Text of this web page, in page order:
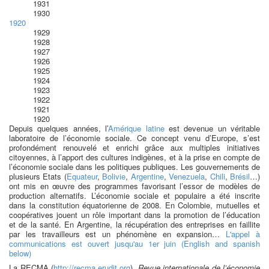
1931
1930
1920
1929
1928
1927
1926
1925
1924
1923
1922
1921
1920
Depuis quelques années, l’Amérique latineest devenue un véritable
laboratoire de l’économie sociale. Ce concept venu d’Europe, s’est
profondément renouvelé et enrichi grâce aux multiples initiatives
citoyennes, à l’apport des cultures indigènes, et à la prise en compte de
l’économie sociale dans les politiques publiques. Les gouvernements de
plusieurs Etats (Equateur, Bolivie, Argentine,Venezuela, Chili, Brésil…)
ont mis en œuvre des programmes favorisant l’essor de modèles de
production alternatifs. L’économie sociale et populaire a été inscrite
dans la constitution équatorienne de 2008. En Colombie, mutuelles et
coopératives jouent un rôle important dans la promotion de l’éducation
et de la santé. En Argentine, la récupération des entreprises en faillite
par les travailleurs est un phénomène en expansion… L'appel à
communications est ouvert jusqu'au 1er juin (English and spanish
below)